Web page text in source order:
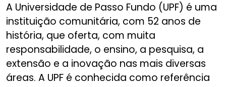
A Universidade de Passo Fundo (UPF) é uma
instituição comunitária, com 52 anos de
história, que oferta, com muita
responsabilidade, o ensino, a pesquisa, a
extensão e a inovação nas mais diversas
áreas. A UPF é conhecida como referência